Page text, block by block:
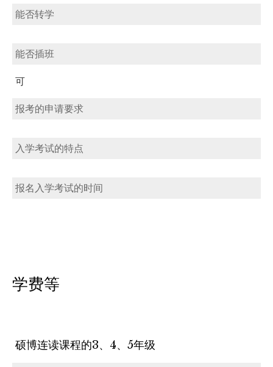
能否转学
能否插班
可
报考的申请要求
入学考试的特点
报名入学考试的时间
学费等
硕博连读课程的3、4、5年级